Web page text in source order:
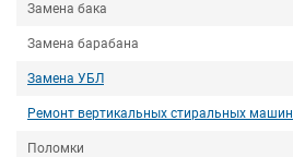
Замена бака
Замена барабана
Замена УБЛ
Ремонт вертикальных стиральных машин
Поломки